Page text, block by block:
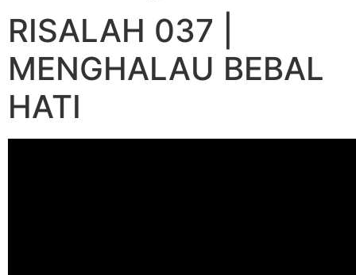
RISALAH 037 |
MENGHALAU BEBAL
HATI